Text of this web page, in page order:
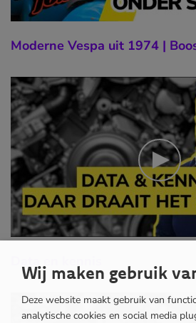
Moderne Vespa uit 1974 |
Wij maken gebruik
Deze website maakt gebruik van
analytische cookies en social media